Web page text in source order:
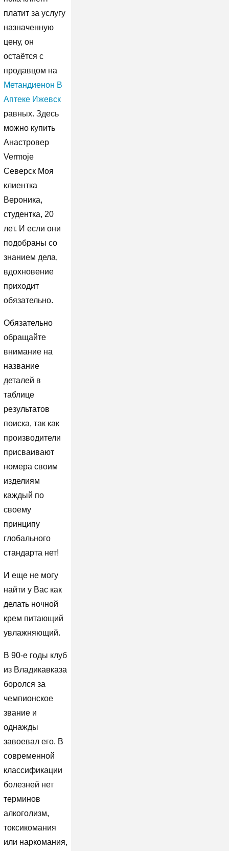
платит за услугу
назначенную
цену, он
остаётся с
продавцом на
Метандиенон В
Аптеке Ижевск
равных. Здесь
можно купить
Анастровер
Vermoje
Северск Моя
клиентка
Вероника,
студентка, 20
лет. И если они
подобраны со
знанием дела,
вдохновение
приходит
обязательно.
Обязательно
обращайте
внимание на
название
деталей в
таблице
результатов
поиска, так как
производители
присваивают
номера своим
изделиям
каждый по
своему
принципу
глобального
стандарта нет!
И еще не могу
найти у Вас как
делать ночной
крем питающий
увлажняющий.
В 90-е годы клуб
из Владикавказа
боролся за
чемпионское
звание и
однажды
завоевал его. В
современной
классификации
болезней нет
терминов
алкоголизм,
токсикомания
или наркомания,